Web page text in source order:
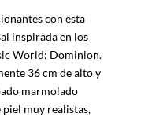
con esta
inspirada en los
World: Dominion.
36 cm de alto y
marmolado
muy realistas,